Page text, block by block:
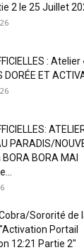
2 le 25 Juillet
: Atelier
DORÉE ET
PARADIS/
BORA BORA MAI
Sororité de
Portail
12:21 Partie 2″